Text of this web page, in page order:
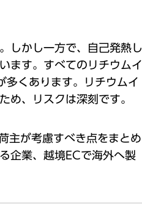
しかし⼀⽅で、⾃⼰発熱し
ます。すべてのリチウムイ
多くあります。リチウムイ
め、リスクは深刻です。
主が考慮すべき点をまとめ
企業、越境ECで海外へ製